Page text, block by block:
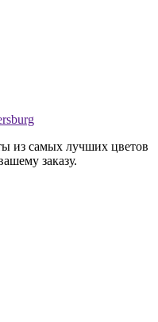
из самых лучших цветов
заказу.